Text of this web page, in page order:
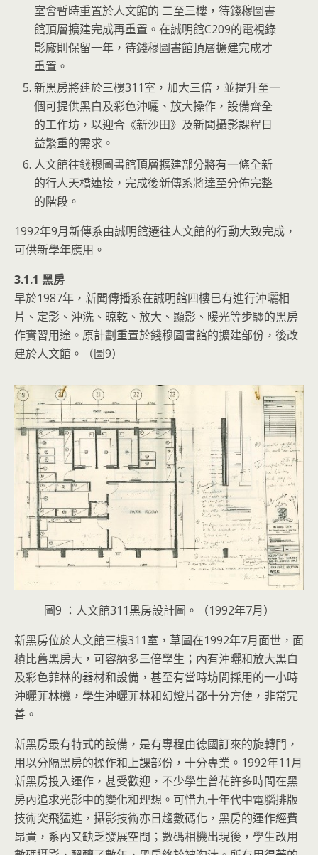
室會暫時重置於人文館的 二至三樓，待錢穆圖書
館頂層擴建完成再重置。在誠明館C209的電視錄
影廠則保留一年，待錢穆圖書館頂層擴建完成才
重置。
新黑房將建於三樓311室，加大三倍，並提升至一
個可提供黑白及彩色沖曬、放大操作，設備齊全
的工作坊，以迎合《新沙田》及新聞攝影課程日
益繁重的需求。
人文館往錢穆圖書館頂層擴建部分將有一條全新
的行人天橋連接，完成後新傳系將達至分佈完整
的階段。
1992年9月新傳系由誠明館遷往人文館的行動大致完成，
可供新學年應用。
3.1.1 黑房
早於1987年，新聞傳播系在誠明館四樓巳有進行沖曬相
片、定影、沖洗、晾乾、放大、顯影、曝光等步驟的黑房
作實習用途。原計劃重置於錢穆圖書館的擴建部份，後改
建於人文館。（圖9）
圖9 ：人文館311黑房設計圖。（1992年7月）
新黑房位於人文館三樓311室，草圖在1992年7月面世，面
積比舊黑房大，可容納多三倍學生；內有沖曬和放大黑白
及彩色菲林的器材和設備，甚至有當時坊間採用的一小時
沖曬菲林機，學生沖曬菲林和幻燈片都十分方便，非常完
善。
新黑房最有特式的設備，是有專程由德國訂來的旋轉門，
用以分隔黑房的操作和上課部份，十分專業。1992年11月
新黑房投入運作，甚受歡迎，不少學生曾花許多時間在黑
房內追求光影中的變化和理想。可惜九十年代中電腦排版
技術突飛猛進，攝影技術亦日趨數碼化，黑房的運作經費
昂貴，系內又缺乏發展空間；數碼相機出現後，學生改用